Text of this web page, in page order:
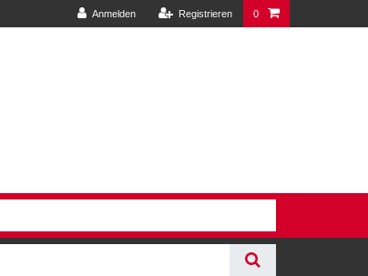
Anmelden Registrieren 0